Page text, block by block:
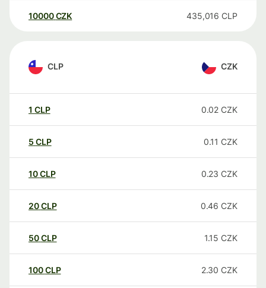
10000 CZK 435,016 CLP
CLP CZK
1 CLP 0.02 CZK
5 CLP 0.11 CZK
10CLP 0.23 CZK
20CLP 0.46 CZK
50CLP 1.15 CZK
100CLP 2.30 CZK